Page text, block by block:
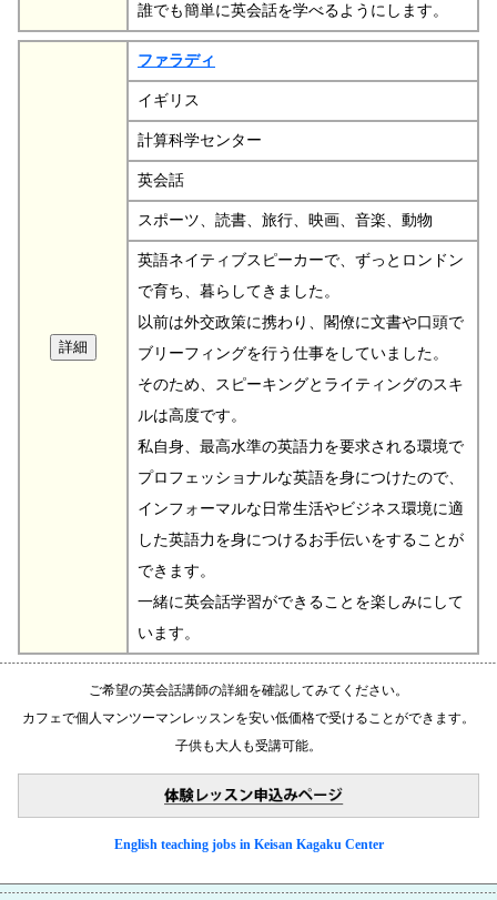
誰でも簡単に英会話を学べるようにします。
ファラディ
イギリス
計算科学センター
英会話
スポーツ、読書、旅行、映画、音楽、動物
英語ネイティブスピーカーで、ずっとロンドン
で育ち、暮らしてきました。
以前は外交政策に携わり、閣僚に文書や口頭で
ブリーフィングを行う仕事をしていました。
そのため、スピーキングとライティングのスキ
ルは高度です。
私自身、最高水準の英語力を要求される環境で
プロフェッショナルな英語を身につけたので、
インフォーマルな日常生活やビジネス環境に適
した英語力を身につけるお手伝いをすることが
できます。
一緒に英会話学習ができることを楽しみにして
います。
ご希望の英会話講師の詳細を確認してみてください。
カフェで個人マンツーマンレッスンを安い低価格で受けることができます。
子供も大人も受講可能。
English teaching jobs in Keisan Kagaku Center